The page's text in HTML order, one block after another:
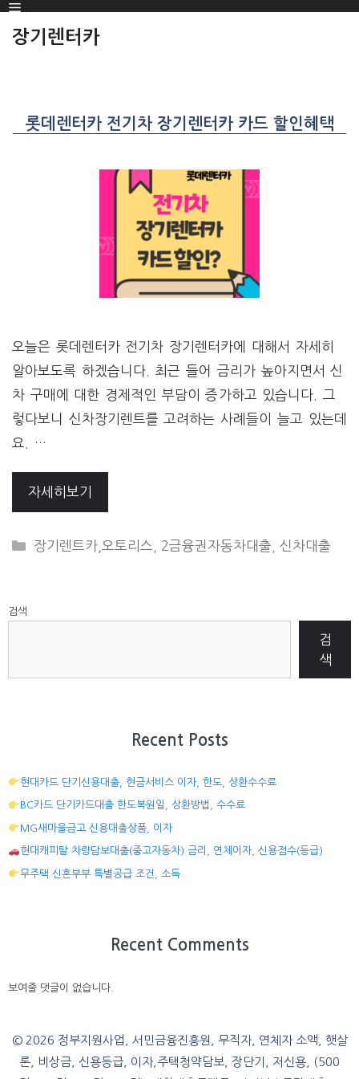
SKIP
TO
Menu
장기렌터카
롯데렌터카 전기차 장기렌터카 카드 할인혜택
오늘은 롯데렌터카 전기차 장기렌터카에 대해서 자세히
알아보도록 하겠습니다. 최근 들어 금리가 높아지면서 신
차 구매에 대한 경제적인 부담이 증가하고 있습니다. 그
렇다보니 신차장기렌트를 고려하는 사례들이 늘고 있는데
요. …
자세히보기
CATEGORIES
장기렌트카,오토리스 2금융권자동차대출 ,신차대출
검색
검
색
Recent Posts
현대카드 단기신용대출, 현금서비스 이자, 한도, 상환수수료
BC카드 단기카드대출 한도복원일, 상환방법, 수수료
MG새마을금고 신용대출상품, 이자
현대캐피탈 차량담보대출(중고자동차) 금리, 연체이자, 신용점수(등급)
무주택 신혼부부 특별공급 조건, 소득
Recent Comments
보여줄 댓글이 없습니다.
© 2026 정부지원사업, 서민금융진흥원, 무직자, 연체자 소액, 햇살
론, 비상금, 신용등급, 이자,주택청약담보, 장단기, 저신용, (500